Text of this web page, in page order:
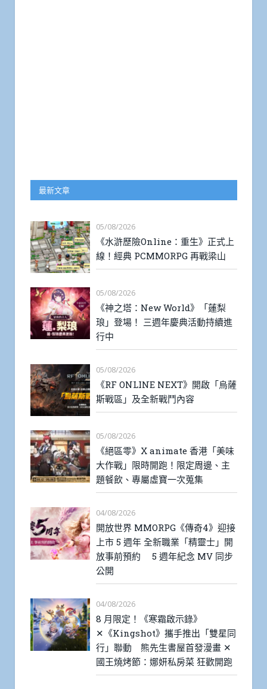
最新文章
05/08/2026
《水滸歷險Online：重生》正式上
線！經典 PCMMORPG 再戰梁山
05/08/2026
《神之塔：New World》「蓮梨
琅」登場！ 三週年慶典活動持續進
行中
05/08/2026
《RF ONLINE NEXT》開啟「烏薩
斯戰區」及全新戰鬥內容
05/08/2026
《絕區零》X animate 香港「美味
大作戰」限時開跑！限定周邊、主
題餐飲、專屬虛寶一次蒐集
04/08/2026
開放世界 MMORPG《傳奇4》迎接
上市 5 週年 全新職業「精靈士」開
放事前預約 5 週年紀念 MV 同步
公開
04/08/2026
8 月限定！《寒霜啟示錄》
✕《Kingshot》攜手推出「雙星同
行」聯動 熊先生書屋首發漫畫 ✕
國王燒烤節：娜妍私房菜 狂歡開跑